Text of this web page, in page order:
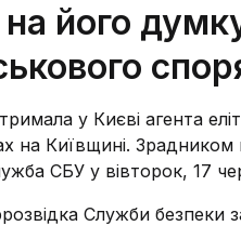
на його
у Києві агента
на Київщині.
СБУ у вівторок, 17
Служби безпеки